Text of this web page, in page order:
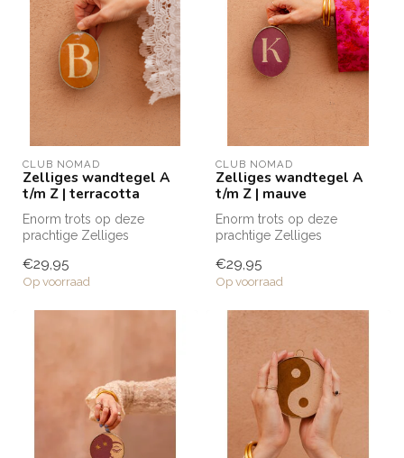
CLUB NOMAD
Zelliges wandtegel A
t/m Z | terracotta
Enorm trots op deze
prachtige Zelliges
eigen ontwerp...
€29,95
Op voorraad
CLUB NOMAD
Zelliges wandtegel A
t/m Z | mauve
Enorm trots op deze
prachtige Zelliges
eigen ontwerp...
€29,95
Op voorraad